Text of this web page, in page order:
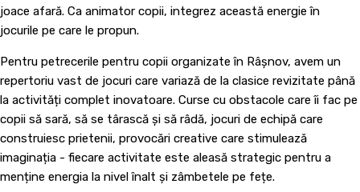
joace afară. Ca animator copii, integrez această energie în
jocurile pe care le propun.
Pentru petrecerile pentru copii organizate în Râșnov, avem un
repertoriu vast de jocuri care variază de la clasice revizitate până
la activități complet inovatoare. Curse cu obstacole care îi fac pe
copii să sară, să se târască și să râdă, jocuri de echipă care
construiesc prietenii, provocări creative care stimulează
imaginația - fiecare activitate este aleasă strategic pentru a
menține energia la nivel înalt și zâmbetele pe fețe.